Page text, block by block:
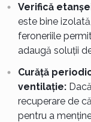
Verifică
este bine
feroneriile
adaugă soluții
Curăță
ventilație:
recuperare de
pentru a